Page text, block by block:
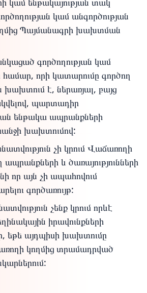
կամ անգործության
Պայմանագրի խախտման
գործողության կամ
համար, որի կատարումը գործող
խախտում է, ներառյալ, բայց
պարտադիր
ենթակա ապրանքների
խախտումով:
չի կրում Վաճառողի
ապրանքների և ծառայությունների
որ այն չի ապահովում
գործառույթ:
չենք կրում որևէ
իրավունքների
այդպիսի խախտումը
կողմից տրամադրված